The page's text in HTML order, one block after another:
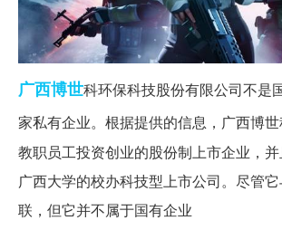
广西博世科环保科技股份有限公司不是
家私有企业。根据提供的信息，广西博
教职员工投资创业的股份制上市企业，
广西大学的校办科技型上市公司。尽管
联，但它并不属于国有企业